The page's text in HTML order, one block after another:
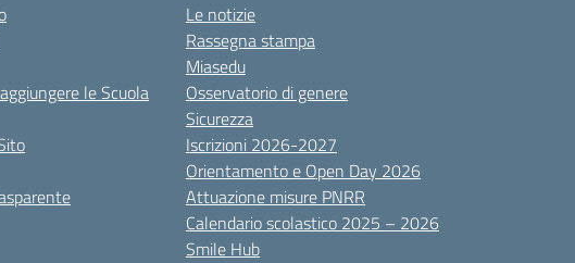
le Scuola
Le notizie
Rassegna stampa
Miasedu
Osservatorio di genere
Sicurezza
Iscrizioni 2026-2027
Orientamento e Open Day 2026
Attuazione misure PNRR
Calendario scolastico 2025 – 2026
Smile Hub